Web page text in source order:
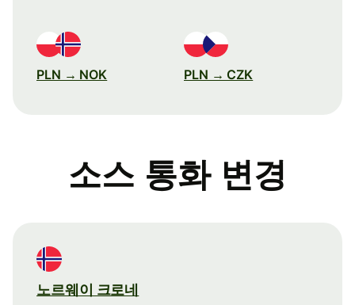
PLN → NOK PLN → CZK
소스 통화 변경
노르웨이 크로네